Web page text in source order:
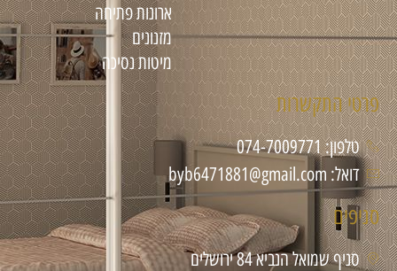
ארונות פתיחה
מזנונים
מיטות נסיכה
פרטי התקשרות
טלפון: 074-7009771
דואל: byb6471881@gmail.com
סניפים
סניף שמואל הנביא 84 ירושלים